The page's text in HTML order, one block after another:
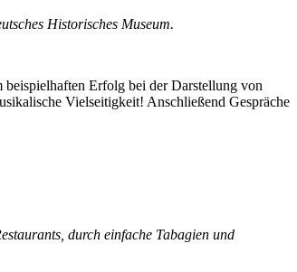
Historisches Museum.
Erfolg bei der Darstellung von
Vielseitigkeit! Anschließend Gespräche
durch einfache Tabagien und